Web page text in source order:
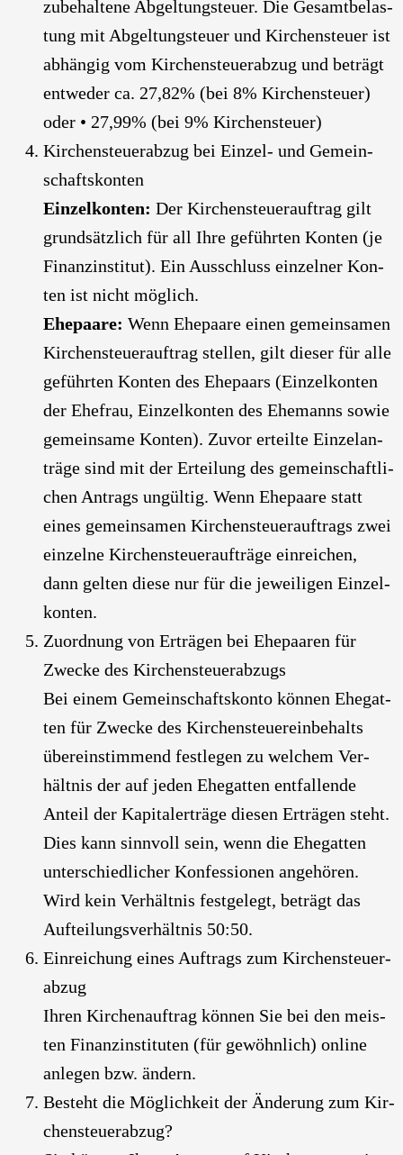
zu­be­hal­te­ne Abgel­tung­s­teu­er. Die Gesamt­be­las­
tung mit Abgel­tung­s­teu­er und Kir­chen­steu­er ist
abhän­gig vom Kir­chen­steu­er­ab­zug und beträgt
ent­we­der ca. 27,82% (bei 8% Kir­chen­steu­er)
oder • 27,99% (bei 9% Kir­chen­steu­er)
Kir­chen­steu­er­ab­zug bei Ein­zel- und Gemein­
schafts­kon­ten
Ein­zel­kon­ten: Der Kir­chen­steu­er­auf­trag gilt
grund­sätz­lich für all Ihre geführ­ten Kon­ten (je
Finanz­in­sti­tut). Ein Aus­schluss ein­zel­ner Kon­
ten ist nicht mög­lich.
Ehe­paa­re: Wenn Ehe­paa­re einen gemein­sa­men
Kir­chen­steu­er­auf­trag stel­len, gilt die­ser für alle
geführ­ten Kon­ten des Ehe­paars (Ein­zel­kon­ten
der Ehe­frau, Ein­zel­kon­ten des Ehe­manns sowie
gemein­sa­me Kon­ten). Zuvor erteil­te Ein­zel­an­
trä­ge sind mit der Ertei­lung des gemein­schaft­li­
chen Antrags ungül­tig. Wenn Ehe­paa­re statt
eines gemein­sa­men Kir­chen­steu­er­auf­trags zwei
ein­zel­ne Kir­chen­steu­er­auf­trä­ge ein­rei­chen,
dann gel­ten die­se nur für die jewei­li­gen Ein­zel­
kon­ten.
Zuord­nung von Erträ­gen bei Ehe­paa­ren für
Zwe­cke des Kir­chen­steu­er­ab­zugs
Bei einem Gemein­schafts­kon­to kön­nen Ehe­gat­
ten für Zwe­cke des Kir­chen­steu­er­ein­be­halts
über­ein­stim­mend fest­le­gen zu wel­chem Ver­
hält­nis der auf jeden Ehe­gat­ten ent­fal­len­de
Anteil der Kapi­tal­erträ­ge die­sen Erträ­gen steht.
Dies kann sinn­voll sein, wenn die Ehe­gat­ten
unter­schied­li­cher Kon­fes­sio­nen ange­hö­ren.
Wird kein Ver­hält­nis fest­ge­legt, beträgt das
Auf­tei­lungs­ver­hält­nis 50:50.
Ein­rei­chung eines Auf­trags zum Kir­chen­steu­er­
ab­zug
Ihren Kir­chen­auf­trag kön­nen Sie bei den meis­
ten Finanz­in­sti­tu­ten (für gewöhn­lich) online
anle­gen bzw. ändern.
Besteht die Mög­lich­keit der Ände­rung zum Kir­
chen­steu­er­ab­zug?